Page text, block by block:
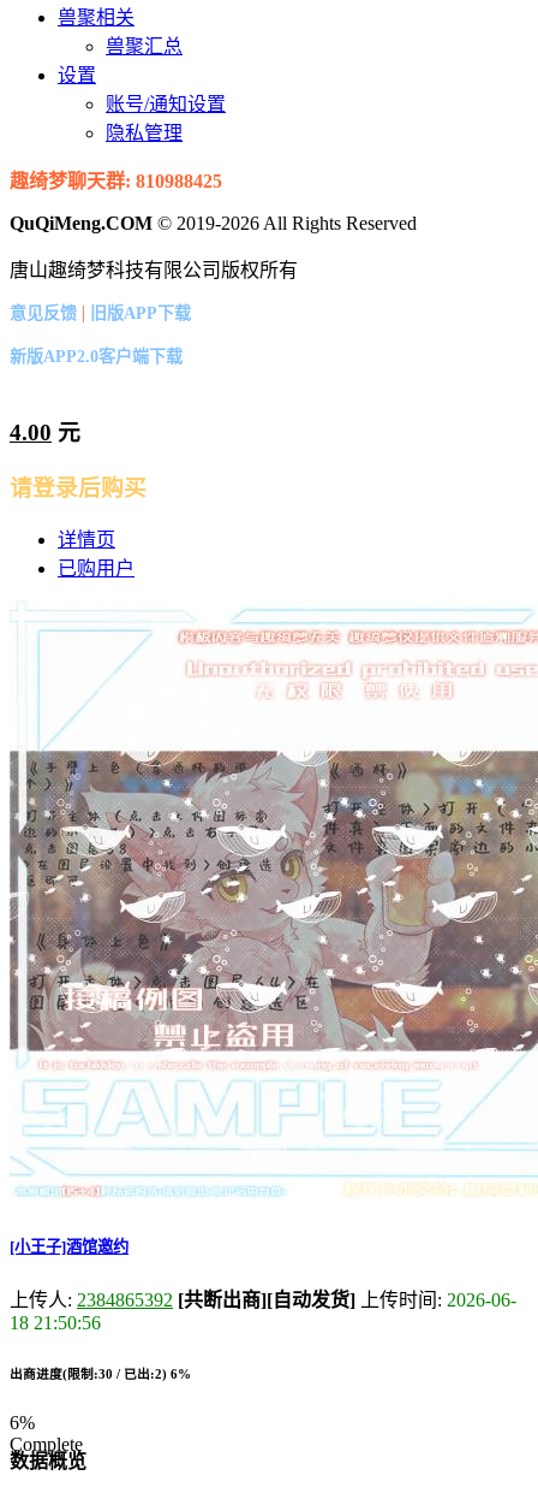
兽聚相关
兽聚汇总
设置
账号/通知设置
隐私管理
趣绮梦聊天群: 810988425
QuQiMeng.COM © 2019-2026 All Rights Reserved
唐山趣绮梦科技有限公司版权所有
意见反馈 | 旧版APP下载
新版APP2.0客户端下载
4.00 元
请登录后购买
详情页
已购用户
[小王子]酒馆邀约
上传人: 2384865392 [共断出商][自动发货] 上传时间: 2026-06-
18 21:50:56
出商进度(限制:30 / 已出:2) 6%
6%
Complete
数据概览